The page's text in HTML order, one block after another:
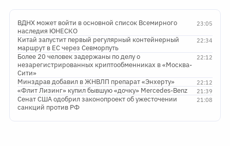
23:05
ВДНХ может войти в основной список Всемирного
наследия ЮНЕСКО
22:34
Китай запустит первый регулярный контейнерный
маршрут в ЕС через Севморпуть
22:12
Более 20 человек задержаны по делу о
незарегистрированных криптообменниках в «Москва-
Сити»
22:12
Минздрав добавил в ЖНВЛП препарат «Энхерту»
21:39
«Флит Лизинг» купил бывшую «дочку» Mercedes-Benz
21:08
Сенат США одобрил законопроект об ужесточении
санкций против РФ